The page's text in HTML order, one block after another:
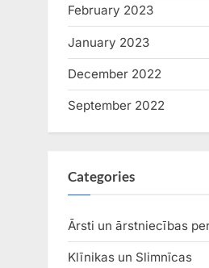
February 2023
January 2023
December 2022
September 2022
Categories
Ārsti un ārstniecības
Klīnikas un Slimnīcas